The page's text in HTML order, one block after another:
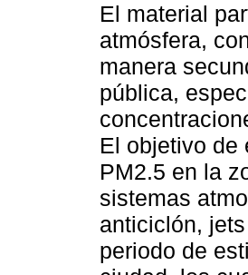
El material
atmósfera,
manera
pública,
El objetivo de
PM2.5 en la
sistemas
anticiclón,
periodo de